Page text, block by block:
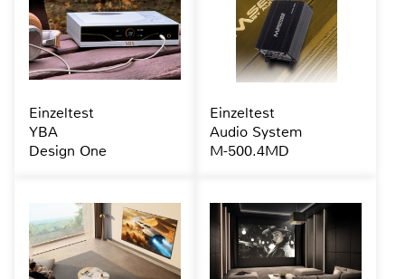
Einzeltest
YBA
Design One
Einzeltest
Audio System
M-500.4MD